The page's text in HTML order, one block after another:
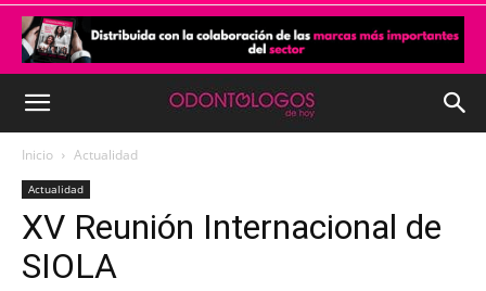
Inicio Actualidad
Actualidad
XV Reunión Internacional de
SIOLA